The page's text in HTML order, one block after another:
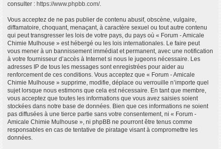
consulter : https://www.phpbb.com/.
Vous acceptez de ne pas publier de contenu abusif, obscène, vulgaire,
diffamatoire, choquant, menaçant, à caractère sexuel ou tout autre contenu
qui peut transgresser les lois de votre pays, du pays où « Forum - Amicale
Chimie Mulhouse » est hébergé ou les lois internationales. Le faire peut
vous mener à un bannissement immédiat et permanent, avec une notification
à votre fournisseur d’accès à Internet si nous le jugeons nécessaire. Les
adresses IP de tous les messages sont enregistrées pour aider au
renforcement de ces conditions. Vous acceptez que « Forum - Amicale
Chimie Mulhouse » supprime, modifie, déplace ou verrouille n’importe quel
sujet lorsque nous estimons que cela est nécessaire. En tant que membre,
vous acceptez que toutes les informations que vous avez saisies soient
stockées dans notre base de données. Bien que ces informations ne soient
pas diffusées à une tierce partie sans votre consentement, ni « Forum -
Amicale Chimie Mulhouse », ni phpBB ne pourront être tenus comme
responsables en cas de tentative de piratage visant à compromettre les
données.